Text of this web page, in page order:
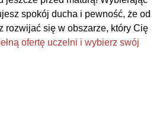
spokój ducha i pewność, że od
rozwijać się w obszarze, który Cię
ofertę uczelni i wybierz swój